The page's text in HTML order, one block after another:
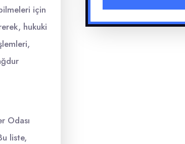
için
hukuki
Odası
liste,